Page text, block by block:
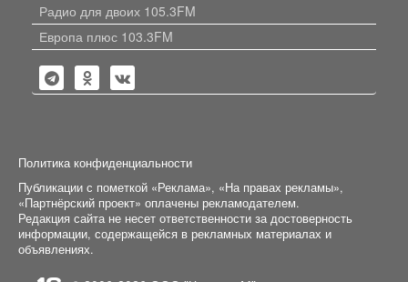
Радио для двоих 105.3FM
Европа плюс 103.3FM
Политика конфиденциальности
Публикации с пометкой «Реклама», «На правах рекламы»,
«Партнёрский проект» оплачены рекламодателем.
Редакция сайта не несет ответственности за достоверность
информации, содержащейся в рекламных материалах и
объявлениях.